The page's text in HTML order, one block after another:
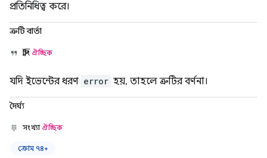
প্রতিনিধিত্ব করে।
ত্রুটি বার্তা
স্ট্রিং ঐচ্ছিক
যদি ইভেন্টের ধরণ error হয়, তাহলে ত্রুটির বর্ণনা।
দৈর্ঘ্য
সংখ্যাঐচ্ছিক
ক্রোম ৭৪+